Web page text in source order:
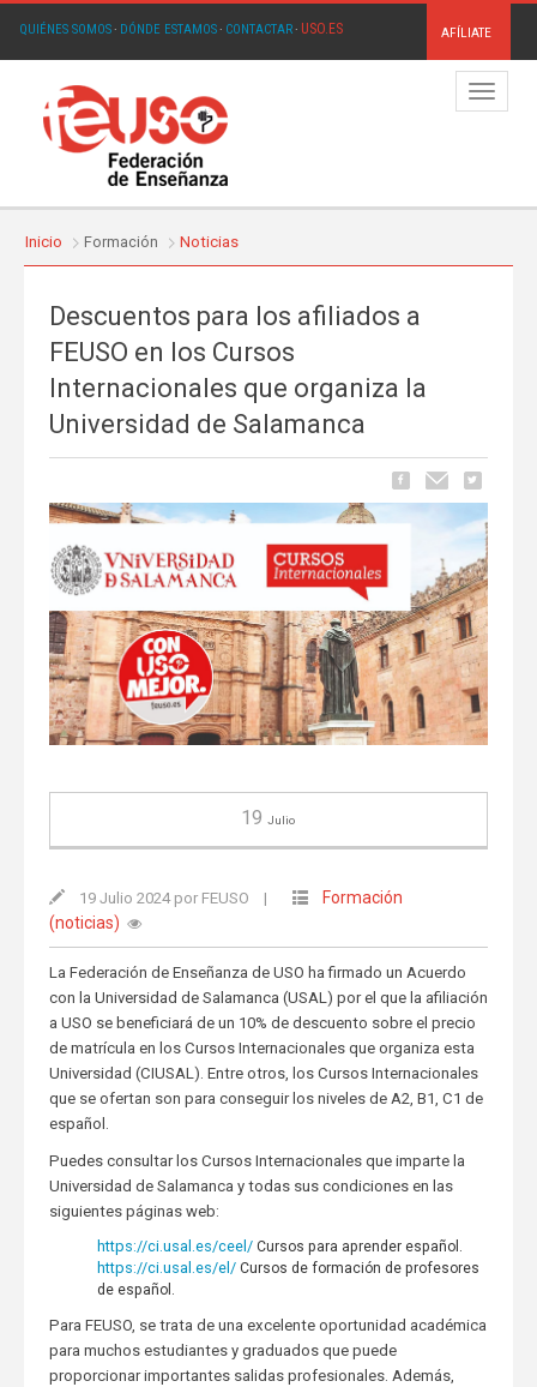
QUIÉNES SOMOS· DÓNDE ESTAMOS· CONTACTAR· USO.ES AFÍLIATE
Menú
Inicio Formación Noticias
Descuentos para los afiliados a
FEUSO en los Cursos
Internacionales que organiza la
Universidad de Salamanca
19Julio
19 Julio 2024 por FEUSO |
Formación
(noticias)
La Federación de Enseñanza de USO ha firmado un Acuerdo
con la Universidad de Salamanca (USAL) por el que la afiliación
a USO se beneficiará de un 10% de descuento sobre el precio
de matrícula en los Cursos Internacionales que organiza esta
Universidad (CIUSAL). Entre otros, los Cursos Internacionales
que se ofertan son para conseguir los niveles de A2, B1, C1 de
español.
Puedes consultar los Cursos Internacionales que imparte la
Universidad de Salamanca y todas sus condiciones en las
siguientes páginas web:
https://ci.usal.es/ceel/Cursos para aprender español.
https://ci.usal.es/el/Cursos de formación de profesores
de español.
Para FEUSO, se trata de una excelente oportunidad académica
para muchos estudiantes y graduados que puede
proporcionar importantes salidas profesionales. Además,